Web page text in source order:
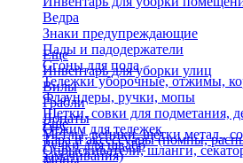
Ведра
Знаки предупреждающие
Пады и падодержатели
Сгоны для пола
Тележки уборочные, отжимы,
Флаундеры, ручки, мопы
Щетки, совки для подметания,
Отжим для тележек
Ручки для швабр
Еще
Инвентарь для уборки улиц
Вилы
Грабли
Лопаты
Метлы, веники, щетки метал.,
Опрыскиватели, шланги,
Еще
Тара и аксессуары (помпы,
замачивания)